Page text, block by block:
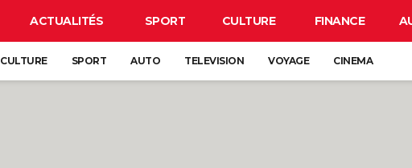
ACTUALITÉS SPORT CULTURE FINANCE
CULTURE SPORT AUTO TELEVISION VOYAGE CINEMA